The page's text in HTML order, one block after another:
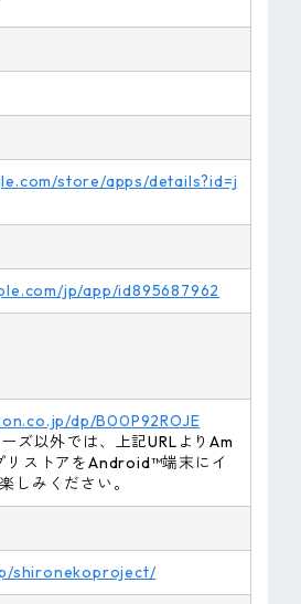
store/apps/details?id=j
jp/app/id895687962
dp/B00P92ROJE
ズ以外では、上記URLよりAm
ストアをAndroid™端末にイ
しみください。
shironekoproject/